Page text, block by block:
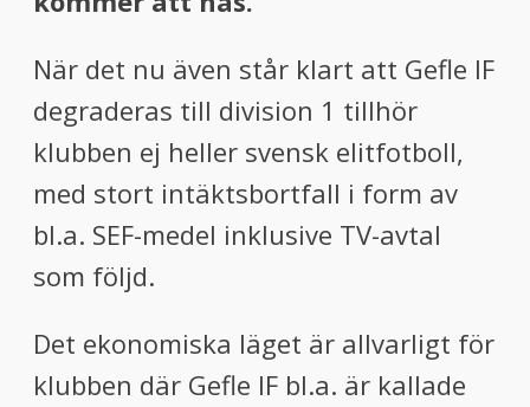
När det nu även står klart att Gefle IF
degraderas till division 1 tillhör
klubben ej heller svensk elitfotboll,
med stort intäktsbortfall i form av
bl.a. SEF-medel inklusive TV-avtal
som följd.
Det ekonomiska läget är allvarligt för
klubben där Gefle IF bl.a. är kallade